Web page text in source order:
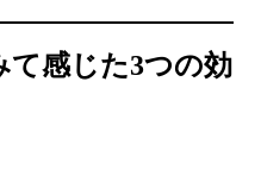
て感じた3つの効